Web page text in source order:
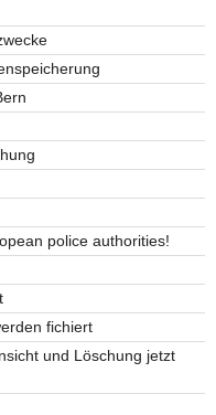
police authorities!
fichiert
und Löschung jetzt